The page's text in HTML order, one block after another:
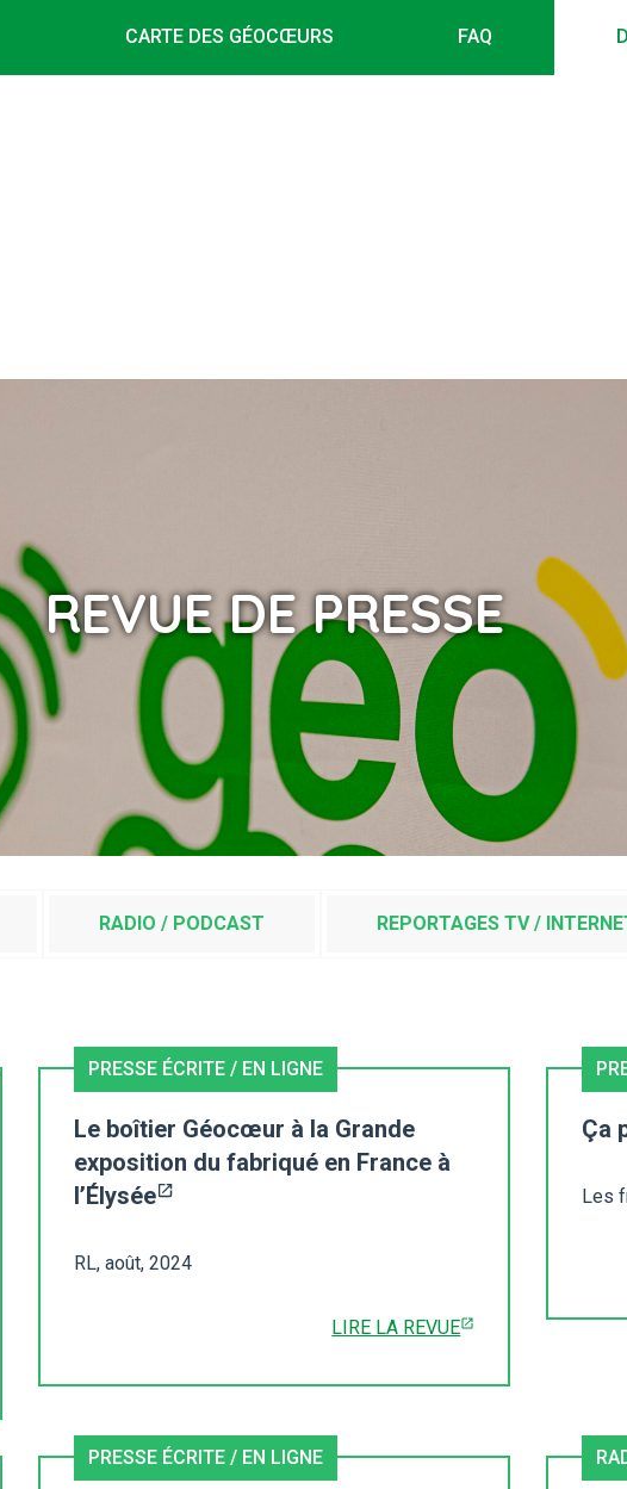
CARTE DES GÉOCŒURS FAQ
REVUE DE PRESSE
RADIO / PODCAST REPORTAGES TV /
PRESSE ÉCRITE / EN LIGNE
Le boîtier Géocœur à la Grande
exposition du fabriqué en France à
l’Élysée
RL, août, 2024
LIRE LA REVUE
Ça
Les
PRESSE ÉCRITE / EN LIGNE